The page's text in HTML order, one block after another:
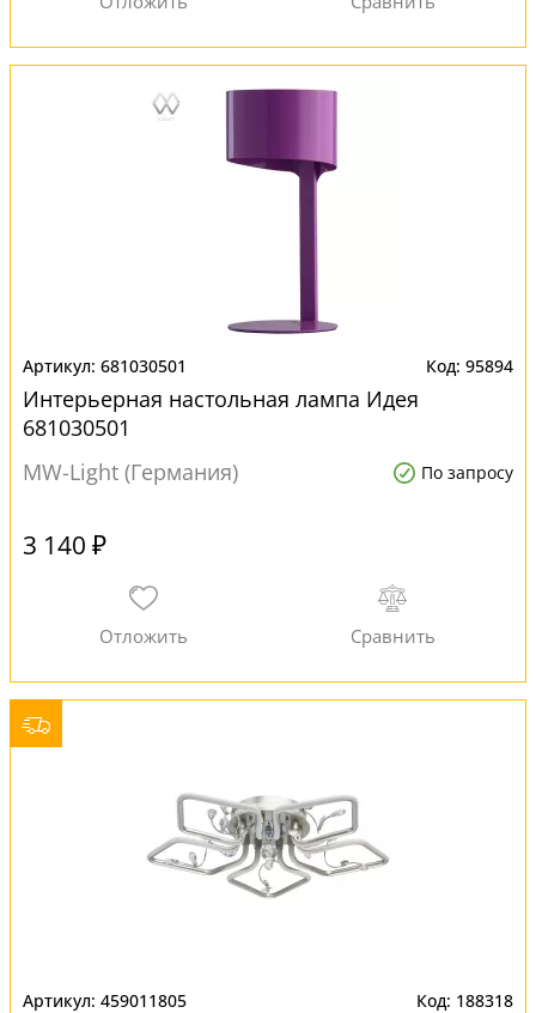
681030501 95894
Интерьерная настольная лампа Идея
681030501
MW-Light (Германия)
По запросу
3 140 ₽
459011805 188318